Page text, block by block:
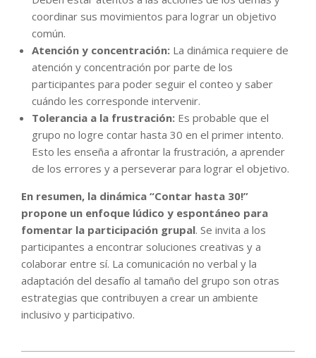
coordinar sus movimientos para lograr un objetivo
común.
Atención y concentración: La dinámica requiere de
atención y concentración por parte de los
participantes para poder seguir el conteo y saber
cuándo les corresponde intervenir.
Tolerancia a la frustración: Es probable que el
grupo no logre contar hasta 30 en el primer intento.
Esto les enseña a afrontar la frustración, a aprender
de los errores y a perseverar para lograr el objetivo.
En resumen, la dinámica “Contar hasta 30!”
propone un enfoque lúdico y espontáneo para
fomentar la participación grupal. Se invita a los
participantes a encontrar soluciones creativas y a
colaborar entre sí. La comunicación no verbal y la
adaptación del desafío al tamaño del grupo son otras
estrategias que contribuyen a crear un ambiente
inclusivo y participativo.